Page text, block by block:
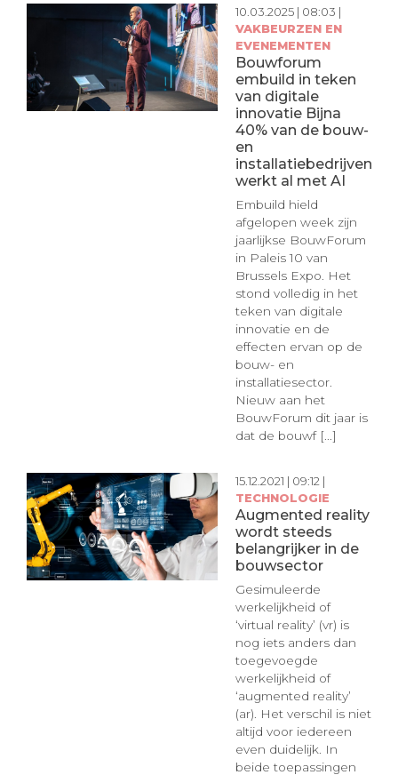
10.03.2025 | 08:03 |
VAKBEURZEN EN
EVENEMENTEN
Bouwforum
embuild in teken
van digitale
innovatie Bijna
40% van de bouw-
en
installatiebedrijven
werkt al met AI
Embuild hield
afgelopen week zijn
jaarlijkse BouwForum
in Paleis 10 van
Brussels Expo. Het
stond volledig in het
teken van digitale
innovatie en de
effecten ervan op de
bouw- en
installatiesector.
Nieuw aan het
BouwForum dit jaar is
dat de bouwf [...]
15.12.2021 | 09:12 |
TECHNOLOGIE
Augmented reality
wordt steeds
belangrijker in de
bouwsector
Gesimuleerde
werkelijkheid of
‘virtual reality’ (vr) is
nog iets anders dan
toegevoegde
werkelijkheid of
‘augmented reality’
(ar). Het verschil is niet
altijd voor iedereen
even duidelijk. In
beide toepassingen